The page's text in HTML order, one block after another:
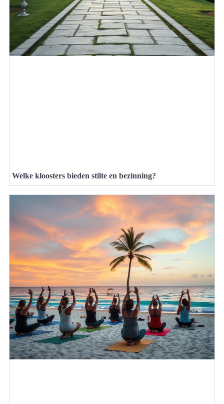
Welke kloosters bieden stilte en bezinning?